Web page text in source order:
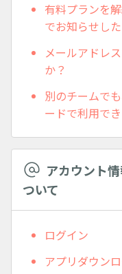
有料プランを
でお知らせし
メールアドレ
か？
別のチームで
ードで利用で
アカウント
ついて
ログイン
アプリダウン